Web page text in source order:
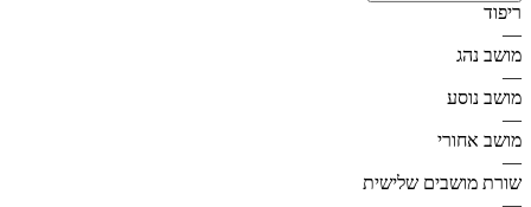
ריפוד
—
מושב נהג
—
מושב נוסע
—
מושב אחורי
—
שורת מושבים שלישית